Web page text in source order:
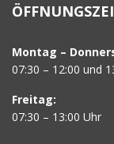
Montag –
07:30 – 12:00 und
Freitag:
07:30 – 13:00 Uhr